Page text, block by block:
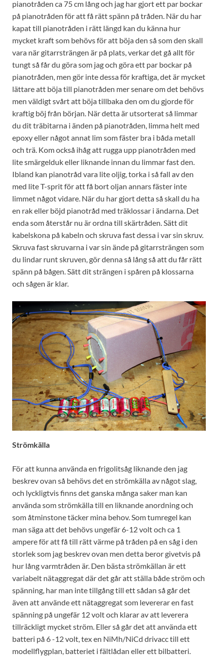
pianotråden ca 75 cm lång och jag har gjort ett par bockar
på pianotråden för att få rätt spänn på tråden. När du har
kapat till pianotråden i rätt längd kan du känna hur
mycket kraft som behövs för att böja den så som den skall
vara när gitarrsträngen är på plats, verkar det gå allt för
tungt så får du göra som jag och göra ett par bockar på
pianotråden, men gör inte dessa för kraftiga, det är mycket
lättare att böja till pianotråden mer senare om det behövs
men väldigt svårt att böja tillbaka den om du gjorde för
kraftig böj från början. När detta är utsorterat så limmar
du dit träbitarna i änden på pianotråden, limma helt med
epoxy eller något annat lim som fäster bra i båda metall
och trä. Kom också ihåg att rugga upp pianotråden med
lite smärgelduk eller liknande innan du limmar fast den.
Ibland kan pianotråd vara lite oljig, torka i så fall av den
med lite T-sprit för att få bort oljan annars fäster inte
limmet något vidare. När du har gjort detta så skall du ha
en rak eller böjd pianotråd med träklossar i ändarna. Det
enda som återstår nu är ordna till skärtråden. Sätt dit
kabelskona på kabeln och skruva fast dessa i var sin skruv.
Skruva fast skruvarna i var sin ände på gitarrsträngen som
du lindar runt skruven, gör denna så lång så att du får rätt
spänn på bågen. Sätt dit strängen i spåren på klossarna
och sågen är klar.
Strömkälla
För att kunna använda en frigolitsåg liknande den jag
beskrev ovan så behövs det en strömkälla av något slag,
och lyckligtvis finns det ganska många saker man kan
använda som strömkälla till en liknande anordning och
som åtminstone täcker mina behov. Som tumregel kan
man säga att det behövs ungefär 6-12 volt och ca 1
ampere för att få till rätt värme på tråden på en såg i den
storlek som jag beskrev ovan men detta beror givetvis på
hur lång varmtråden är. Den bästa strömkällan är ett
variabelt nätaggregat där det går att ställa både ström och
spänning, har man inte tillgång till ett sådan så går det
även att använde ett nätaggregat som levererar en fast
spänning på ungefär 12 volt och klarar av att leverera
tillräckligt mycket ström. Eller så går det att använda ett
batteri på 6 -12 volt, tex en NiMh/NiCd drivacc till ett
modellflygplan, batteriet i fältlådan eller ett bilbatteri.